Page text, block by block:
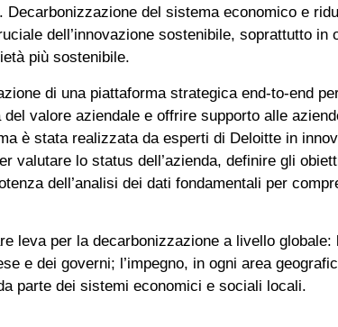
Decarbonizzazione del sistema economico e
dell’innovazione sostenibile, soprattutto in
più sostenibile.
di una piattaforma strategica end-to-end
valore aziendale e offrire supporto alle
è stata realizzata da esperti di Deloitte in
valutare lo status dell’azienda, definire gli
dell’analisi dei dati fondamentali per
leva per la decarbonizzazione a livello globale:
e dei governi; l’impegno, in ogni area
parte dei sistemi economici e sociali locali.